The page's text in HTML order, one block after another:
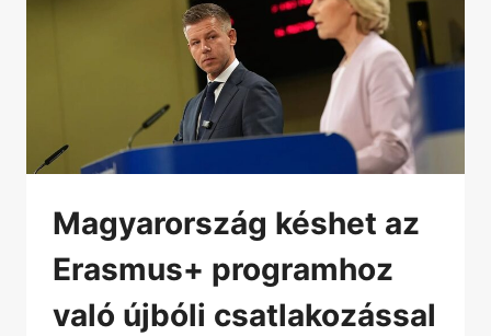
Magyarország késhet az
Erasmus+ programhoz
való újbóli csatlakozással